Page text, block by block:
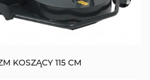
KOSZĄCY 115 CM